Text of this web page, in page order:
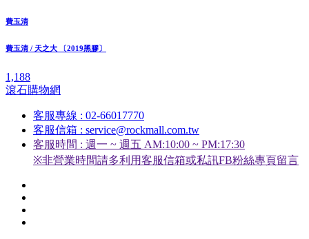
費玉清
費玉清 / 天之大 〔2019黑膠〕
1,188
滾石購物網
客服專線 : 02-66017770
客服信箱 : service@rockmall.com.tw
客服時間 : 週一 ~ 週五 AM:10:00 ~ PM:17:30
※非營業時間請多利用客服信箱或私訊FB粉絲專頁留言